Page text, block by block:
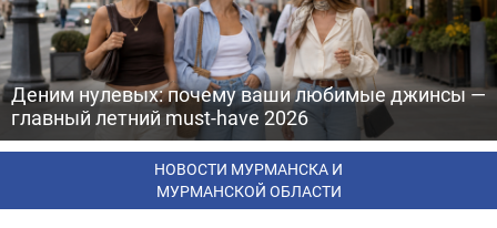
Деним нулевых: почему ваши любимые джинсы —
главный летний must-have 2026
НОВОСТИ МУРМАНСКА И
МУРМАНСКОЙ ОБЛАСТИ